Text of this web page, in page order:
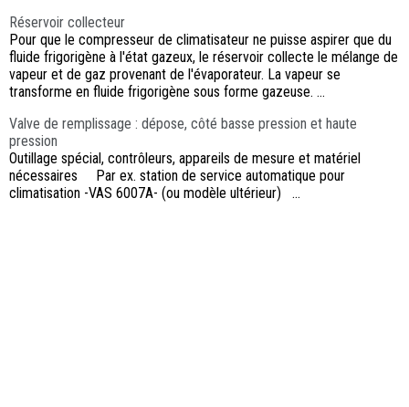
Réservoir collecteur
Pour que le compresseur de climatisateur ne puisse aspirer que du
fluide frigorigène à l'état gazeux, le réservoir collecte le mélange de
vapeur et de gaz provenant de l'évaporateur. La vapeur se
transforme en fluide frigorigène sous forme gazeuse. ...
Valve de remplissage : dépose, côté basse pression et haute
pression
Outillage spécial, contrôleurs, appareils de mesure et matériel
nécessaires Par ex. station de service automatique pour
climatisation -VAS 6007A- (ou modèle ultérieur) ...